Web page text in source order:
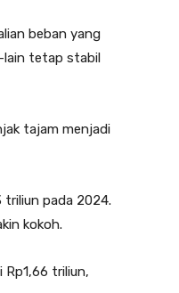
beban yang
lain tetap stabil
tajam menjadi
triliun pada 2024.
kokoh.
triliun,